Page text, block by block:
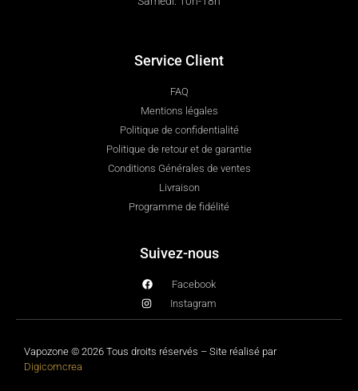
Service Client
FAQ
Mentions légales
Politique de confidentialité
Politique de retour et de garantie
Conditions Générales de ventes
Livraison
Programme de fidélité
Suivez-nous
Facebook
Instagram
Vapozone © 2026 Tous droits réservés – Site réalisé par
Digicomcrea